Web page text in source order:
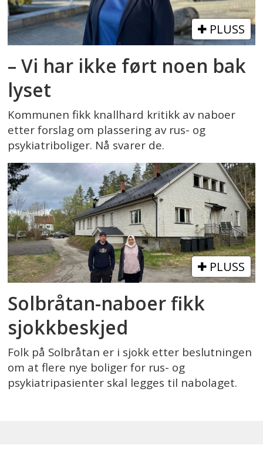
PLUSS
– Vi har ikke ført noen bak
lyset
Kommunen fikk knallhard kritikk av naboer
etter forslag om plassering av rus- og
psykiatriboliger. Nå svarer de.
PLUSS
Solbråtan-naboer fikk
sjokkbeskjed
Folk på Solbråtan er i sjokk etter beslutningen
om at flere nye boliger for rus- og
psykiatripasienter skal legges til nabolaget.